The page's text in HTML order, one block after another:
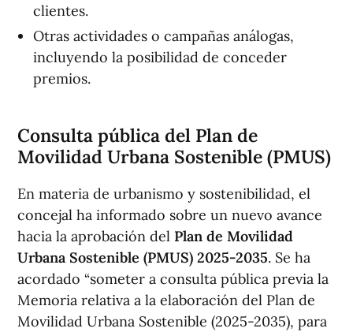
clientes.
Otras actividades o campañas análogas,
incluyendo la posibilidad de conceder
premios.
Consulta pública del Plan de
Movilidad Urbana Sostenible (PMUS)
En materia de urbanismo y sostenibilidad, el
concejal ha informado sobre un nuevo avance
hacia la aprobación del Plan de Movilidad
Urbana Sostenible (PMUS) 2025-2035. Se ha
acordado “someter a consulta pública previa la
Memoria relativa a la elaboración del Plan de
Movilidad Urbana Sostenible (2025-2035), para